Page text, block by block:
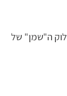
ה"שמן" של